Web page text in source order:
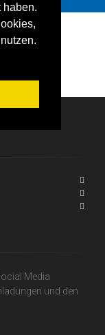
haben.
Media
und den